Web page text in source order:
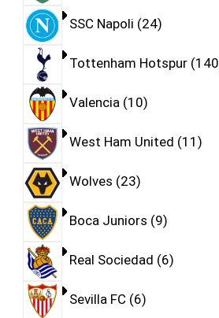
SSC Napoli 24
Tottenham Hotspur 140
Valencia 10
West Ham United 11
Wolves 23
Boca Juniors 9
Real Sociedad 6
Sevilla FC 6